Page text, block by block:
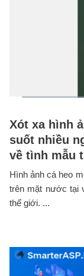
Xót xa hình
suốt nhiều
về tình mẫu
Hình ảnh cá heo
trên mặt nước tại
thế giới. ...